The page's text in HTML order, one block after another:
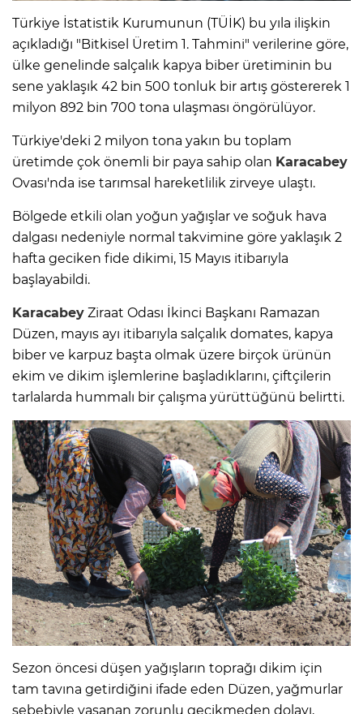
Türkiye İstatistik Kurumunun (TÜİK) bu yıla ilişkin
açıkladığı "Bitkisel Üretim 1. Tahmini" verilerine göre,
ülke genelinde salçalık kapya biber üretiminin bu
sene yaklaşık 42 bin 500 tonluk bir artış göstererek 1
milyon 892 bin 700 tona ulaşması öngörülüyor.
Türkiye'deki 2 milyon tona yakın bu toplam
üretimde çok önemli bir paya sahip olan Karacabey
Ovası'nda ise tarımsal hareketlilik zirveye ulaştı.
Bölgede etkili olan yoğun yağışlar ve soğuk hava
dalgası nedeniyle normal takvimine göre yaklaşık 2
hafta geciken fide dikimi, 15 Mayıs itibarıyla
başlayabildi.
Karacabey Ziraat Odası İkinci Başkanı Ramazan
Düzen, mayıs ayı itibarıyla salçalık domates, kapya
biber ve karpuz başta olmak üzere birçok ürünün
ekim ve dikim işlemlerine başladıklarını, çiftçilerin
tarlalarda hummalı bir çalışma yürüttüğünü belirtti.
Sezon öncesi düşen yağışların toprağı dikim için
tam tavına getirdiğini ifade eden Düzen, yağmurlar
sebebiyle yaşanan zorunlu gecikmeden dolayı,